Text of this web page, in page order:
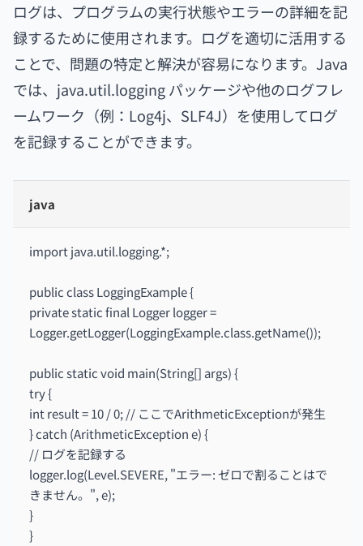
ログは、プログラムの実行状態やエラーの詳細を記
録するために使用されます。ログを適切に活用する
ことで、問題の特定と解決が容易になります。Java
では、java.util.logging パッケージや他のログフレ
ームワーク（例：Log4j、SLF4J）を使用してログ
を記録することができます。
java
import java.util.logging.*;
public class LoggingExample {
private static final Logger logger =
Logger.getLogger(LoggingExample.class.getName());
public static void main(String[] args) {
try {
int result = 10 / 0; // ここでArithmeticExceptionが発生
} catch (ArithmeticException e) {
// ログを記録する
logger.log(Level.SEVERE, "エラー: ゼロで割ることはで
きません。", e);
}
}